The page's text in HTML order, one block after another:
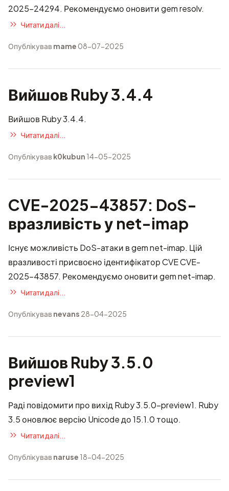
2025-24294. Рекомендуємо оновити gem resolv.
Читати далі...
Опублікував mame 08-07-2025
Вийшов Ruby 3.4.4
Вийшов Ruby 3.4.4.
Читати далі...
Опублікував k0kubun 14-05-2025
CVE-2025-43857: DoS-
вразливість у net-imap
Існує можливість DoS-атаки в gem net-imap. Цій
вразливості присвоєно ідентифікатор CVECVE-
2025-43857. Рекомендуємо оновити gem net-imap.
Читати далі...
Опублікував nevans 28-04-2025
Вийшов Ruby 3.5.0
preview1
Раді повідомити про вихід Ruby 3.5.0-preview1. Ruby
3.5 оновлює версію Unicode до 15.1.0 тощо.
Читати далі...
Опублікував naruse 18-04-2025